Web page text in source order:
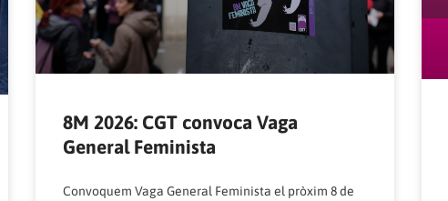
8M 2026: CGT convoca Vaga
General Feminista
Convoquem Vaga General Feminista el pròxim 8 de